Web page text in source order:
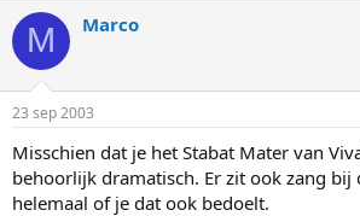
M Marco
23 sep 2003
Misschien dat je het Stabat Mater van
behoorlijk dramatisch. Er zit ook zang bij
helemaal of je dat ook bedoelt.